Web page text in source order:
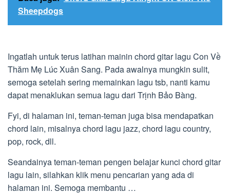
Sheepdogs
Ingatlah untuk terus latihan mainin chord gitar lagu Con Về
Thăm Mẹ Lúc Xuân Sang. Pada awalnya mungkin sulit,
semoga setelah sering memainkan lagu tsb, nanti kamu
dapat menaklukan semua lagu dari Trịnh Bảo Bàng.
Fyi, di halaman ini, teman-teman juga bisa mendapatkan
chord lain, misalnya chord lagu jazz, chord lagu country,
pop, rock, dll.
Seandainya teman-teman pengen belajar kunci chord gitar
lagu lain, silahkan klik menu pencarian yang ada di
halaman ini. Semoga membantu …